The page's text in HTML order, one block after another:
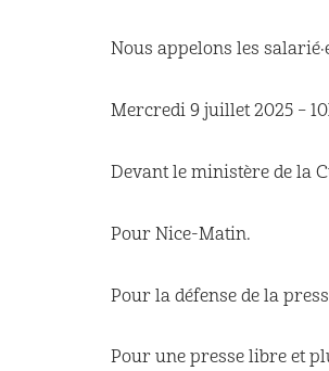
Nous appelons les
Mercredi 9 juillet 2025 –
Devant le ministère de la
Pour Nice-Matin.
Pour la défense de la
Pour une presse libre et